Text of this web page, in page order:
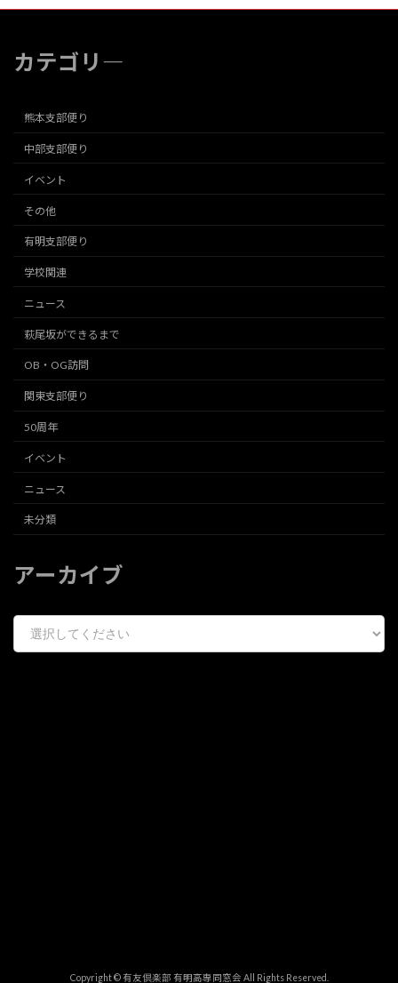
カテゴリ―
熊本支部便り
中部支部便り
イベント
その他
有明支部便り
学校関連
ニュース
萩尾坂ができるまで
OB・OG訪問
関東支部便り
50周年
イベント
ニュース
未分類
アーカイブ
Copyright © 有友倶楽部 有明高専同窓会 All Rights Reserved.